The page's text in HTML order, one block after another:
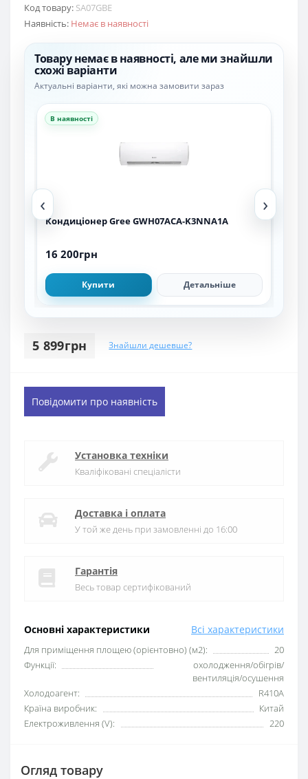
Код товару: SA07GBE
Наявність: Немає в наявності
Товару немає в наявності, але ми знайшли
схожі варіанти
Актуальні варіанти, які можна замовити зараз
‹
В наявності
Кондиціонер Gree GWH07ACA-K3NNA1A
16 200грн
Купити Детальніше
›
5 899грн Знайшли дешевше?
Основні характеристики Всі характеристики
Для приміщення площею (орієнтовно) (м2):
20
Функції:
охолодження/обігрів/
вентиляція/осушення
Xолодоагент:
R410А
Країна виробник:
Китай
Електроживлення (V):
220
Повідомити про наявність
Установка техніки
Кваліфіковані спеціалісти
Доставка і оплата
У той же день при замовленні до 16:00
Гарантія
Весь товар сертифікований
Огляд товару